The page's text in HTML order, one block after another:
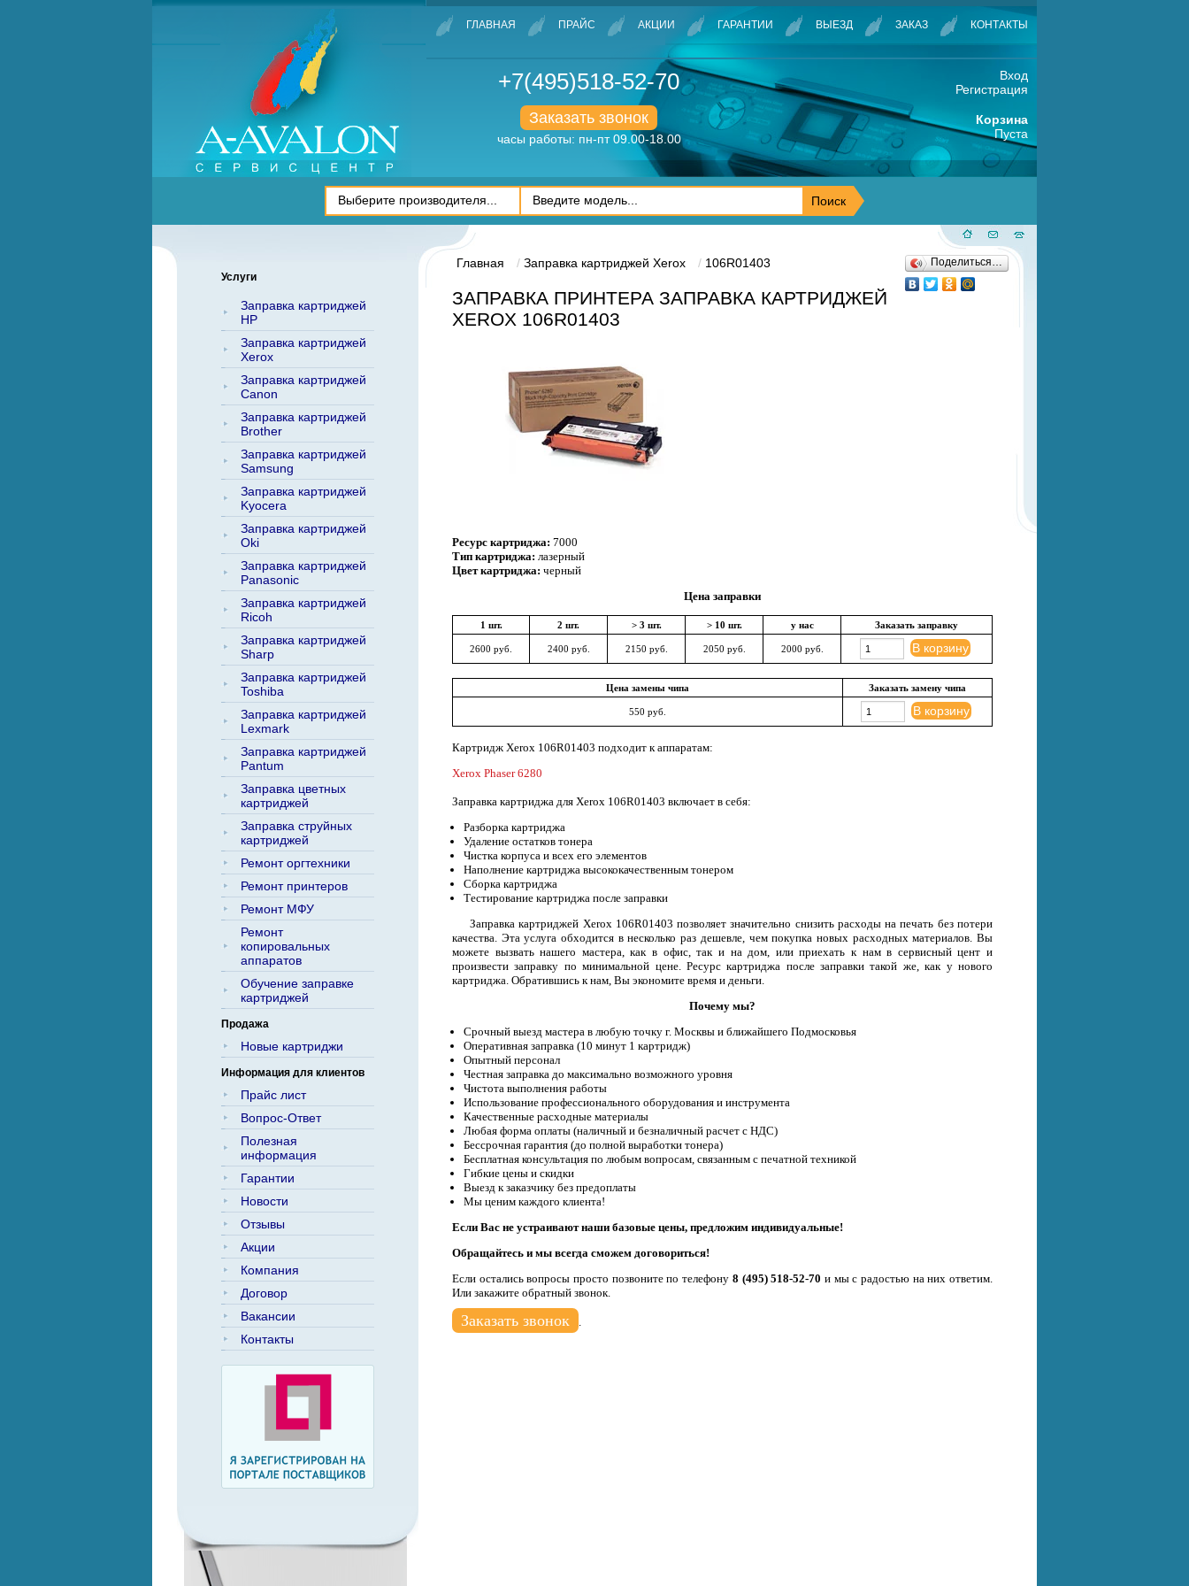
ГЛАВНАЯ ПРАЙС АКЦИИ ГАРАНТИИ ВЫЕЗД ЗАКАЗ КОНТАКТЫ
+7(495)518-52-70
Заказать звонок
часы работы: пн-пт 09.00-18.00
Вход
Регистрация
Корзина
Пуста
Услуги
Заправка картриджей
HP
Заправка картриджей
Xerox
Заправка картриджей
Canon
Заправка картриджей
Brother
Заправка картриджей
Samsung
Заправка картриджей
Kyocera
Заправка картриджей
Oki
Заправка картриджей
Panasonic
Заправка картриджей
Ricoh
Заправка картриджей
Sharp
Заправка картриджей
Toshiba
Заправка картриджей
Lexmark
Заправка картриджей
Pantum
Заправка цветных
картриджей
Заправка струйных
картриджей
Ремонт оргтехники
Ремонт принтеров
Ремонт МФУ
Ремонт
копировальных
аппаратов
Обучение заправке
картриджей
Продажа
Новые картриджи
Информация для клиентов
Прайс лист
Вопрос-Ответ
Полезная
информация
Гарантии
Новости
Отзывы
Акции
Компания
Договор
Вакансии
Контакты
Главная Заправка картриджей Xerox 106R01403
ЗАПРАВКА ПРИНТЕРА ЗАПРАВКА КАРТРИДЖЕЙ
XEROX 106R01403
Поделиться…
Ресурс картриджа: 7000
Тип картриджа: лазерный
Цвет картриджа: черный
Цена заправки
1 шт. 2 шт. > 3 шт. > 10 шт. у нас Заказать заправку
2600 руб. 2400 руб. 2150 руб. 2050 руб. 2000 руб. В корзину
Цена замены чипа Заказать замену чипа
550 руб. В корзину
Картридж Xerox 106R01403 подходит к аппаратам:
Xerox Phaser 6280
Заправка картриджа для Xerox 106R01403 включает в себя:
Разборка картриджа
Удаление остатков тонера
Чистка корпуса и всех его элементов
Наполнение картриджа высококачественным тонером
Сборка картриджа
Тестирование картриджа после заправки
Заправка картриджей Xerox 106R01403 позволяет значительно снизить расходы на печать без потери
качества. Эта услуга обходится в несколько раз дешевле, чем покупка новых расходных материалов. Вы
можете вызвать нашего мастера, как в офис, так и на дом, или приехать к нам в сервисный цент и
произвести заправку по минимальной цене. Ресурс картриджа после заправки такой же, как у нового
картриджа. Обратившись к нам, Вы экономите время и деньги.
Почему мы?
Срочный выезд мастера в любую точку г. Москвы и ближайшего Подмосковья
Оперативная заправка (10 минут 1 картридж)
Опытный персонал
Честная заправка до максимально возможного уровня
Чистота выполнения работы
Использование профессионального оборудования и инструмента
Качественные расходные материалы
Любая форма оплаты (наличный и безналичный расчет с НДС)
Бессрочная гарантия (до полной выработки тонера)
Бесплатная консультация по любым вопросам, связанным с печатной техникой
Гибкие цены и скидки
Выезд к заказчику без предоплаты
Мы ценим каждого клиента!
Если Вас не устраивают наши базовые цены, предложим индивидуальные!
Обращайтесь и мы всегда сможем договориться!
Если остались вопросы просто позвоните по телефону 8 (495) 518-52-70 и мы с радостью на них ответим.
Или закажите обратный звонок.
Заказать звонок .